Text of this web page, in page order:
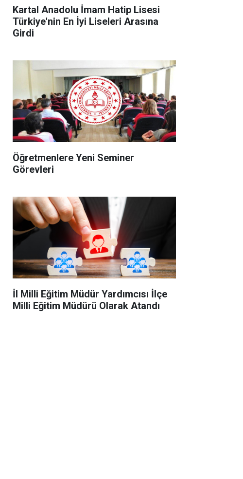
Kartal Anadolu İmam Hatip Lisesi
Türkiye'nin En İyi Liseleri Arasına
Girdi
Öğretmenlere Yeni Seminer
Görevleri
İl Milli Eğitim Müdür Yardımcısı İlçe
Milli Eğitim Müdürü Olarak Atandı